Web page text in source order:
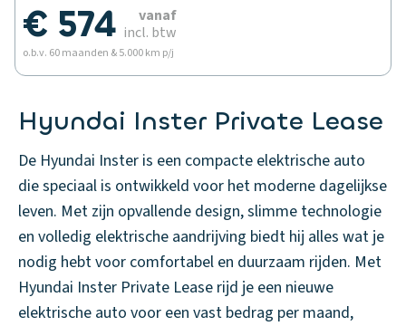
€ 574
vanaf
incl. btw
o.b.v. 60 maanden & 5.000 km p/j
Hyundai Inster Private Lease
De Hyundai Inster is een compacte elektrische auto
die speciaal is ontwikkeld voor het moderne dagelijkse
leven. Met zijn opvallende design, slimme technologie
en volledig elektrische aandrijving biedt hij alles wat je
nodig hebt voor comfortabel en duurzaam rijden. Met
Hyundai Inster Private Lease rijd je een nieuwe
elektrische auto voor een vast bedrag per maand,